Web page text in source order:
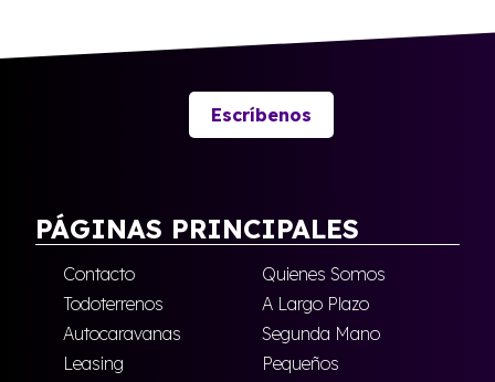
Escríbenos
PÁGINAS PRINCIPALES
Contacto
Quienes Somos
Todoterrenos
A Largo Plazo
Autocaravanas
Segunda Mano
Leasing
Pequeños